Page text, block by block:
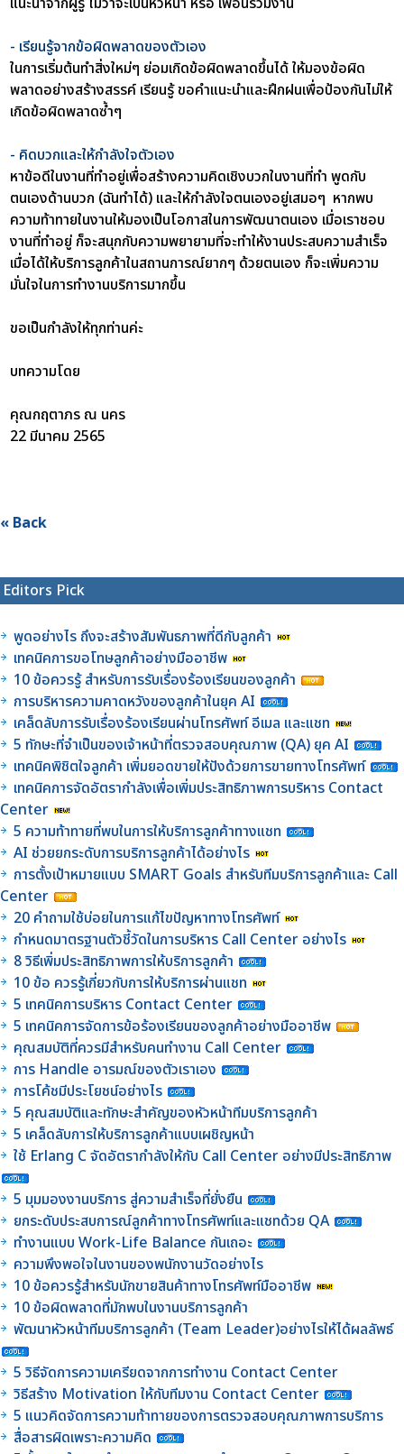
- เรียนรู้จากข้อผิดพลาดของตัวเอง
ในการเริ่มต้นทำสิ่งใหม่ๆ ย่อมเกิดข้อผิดพลาดขึ้นได้ ให้มองข้อผิด
พลาดอย่างสร้างสรรค์ เรียนรู้ ขอคำแนะนำและฝึกฝนเพื่อป้องกันไม่ให้
เกิดข้อผิดพลาดซ้ำๆ
- คิดบวกและให้กำลังใจตัวเอง
หาข้อดีในงานที่ทำอยู่เพื่อสร้างความคิดเชิงบวกในงานที่ทำ พูดกับ
ตนเองด้านบวก (ฉันทำได้) และให้กำลังใจตนเองอยู่เสมอๆ หากพบ
ความท้าทายในงานให้มองเป็นโอกาสในการพัฒนาตนเอง เมื่อเราชอบ
งานที่ทำอยู่ ก็จะสนุกกับความพยายามที่จะทำให้งานประสบความสำเร็จ
เมื่อได้ให้บริการลูกค้าในสถานการณ์ยากๆ ด้วยตนเอง ก็จะเพิ่มความ
มั่นใจในการทำงานบริการมากขึ้น
ขอเป็นกำลังให้ทุกท่านค่ะ
บทความโดย
คุณกฤตาภร ณ นคร
22 มีนาคม 2565
« Back
Editors Pick
พูดอย่างไร ถึงจะสร้างสัมพันธภาพที่ดีกับลูกค้า
เทคนิคการขอโทษลูกค้าอย่างมืออาชีพ
10 ข้อควรรู้ สำหรับการรับเรื่องร้องเรียนของลูกค้า
การบริหารความคาดหวังของลูกค้าในยุค AI
เคล็ดลับการรับเรื่องร้องเรียนผ่านโทรศัพท์ อีเมล และแชท
5 ทักษะที่จำเป็นของเจ้าหน้าที่ตรวจสอบคุณภาพ (QA) ยุค AI
เทคนิคพิชิตใจลูกค้า เพิ่มยอดขายให้ปังด้วยการขายทางโทรศัพท์
เทคนิคการจัดอัตรากำลังเพื่อเพิ่มประสิทธิภาพการบริหาร Contact
Center
5 ความท้าทายที่พบในการให้บริการลูกค้าทางแชท
AI ช่วยยกระดับการบริการลูกค้าได้อย่างไร
การตั้งเป้าหมายแบบ SMART Goals สำหรับทีมบริการลูกค้าและ Call
Center
20 คำถามใช้บ่อยในการแก้ไขปัญหาทางโทรศัพท์
กำหนดมาตรฐานตัวชี้วัดในการบริหาร Call Center อย่างไร
8 วิธีเพิ่มประสิทธิภาพการให้บริการลูกค้า
10 ข้อ ควรรู้เกี่ยวกับการให้บริการผ่านแชท
5 เทคนิคการบริหาร Contact Center
5 เทคนิคการจัดการข้อร้องเรียนของลูกค้าอย่างมืออาชีพ
คุณสมบัติที่ควรมีสำหรับคนทำงาน Call Center
การ Handle อารมณ์ของตัวเราเอง
การโค้ชมีประโยชน์อย่างไร
5 คุณสมบัติและทักษะสำคัญของหัวหน้าทีมบริการลูกค้า
5 เคล็ดลับการให้บริการลูกค้าแบบเผชิญหน้า
ใช้ Erlang C จัดอัตรากำลังให้กับ Call Center อย่างมีประสิทธิภาพ
5 มุมมองงานบริการ สู่ความสำเร็จที่ยั่งยืน
ยกระดับประสบการณ์ลูกค้าทางโทรศัพท์และแชทด้วย QA
ทำงานแบบ Work-Life Balance กันเถอะ
ความพึงพอใจในงานของพนักงานวัดอย่างไร
10 ข้อควรรู้สำหรับนักขายสินค้าทางโทรศัพท์มืออาชีพ
10 ข้อผิดพลาดที่มักพบในงานบริการลูกค้า
พัฒนาหัวหน้าทีมบริการลูกค้า (Team Leader)อย่างไรให้ได้ผลลัพธ์
5 วิธีจัดการความเครียดจากการทำงาน Contact Center
วิธีสร้าง Motivation ให้กับทีมงาน Contact Center
5 แนวคิดจัดการความท้าทายของการตรวจสอบคุณภาพการบริการ
สื่อสารผิดเพราะความคิด